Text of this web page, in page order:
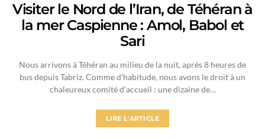
Visiter le Nord de l’Iran, de Téhéran à
la mer Caspienne : Amol, Babol et
Sari
Nous arrivons à Téhéran au milieu de la nuit, après 8 heures de
bus depuis Tabriz. Comme d’habitude, nous avons le droit à un
chaleureux comité d’accueil : une dizaine de…
LIRE L'ARTICLE